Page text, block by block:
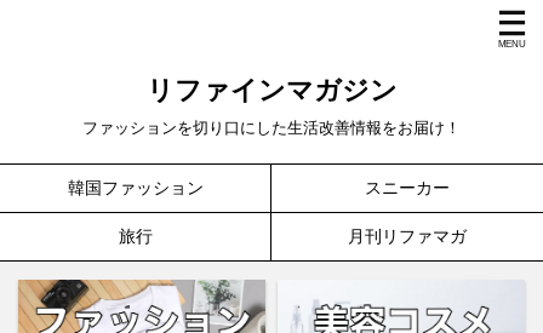
リファインマガジン
ファッションを切り口にした生活改善情報をお届け！
韓国ファッション スニーカー
旅行 月刊リファマガ